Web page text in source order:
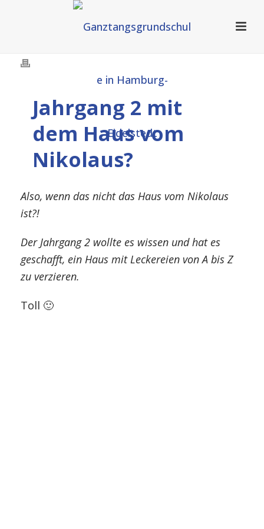
Jahrgang 2 mit
dem Haus vom
Nikolaus?
Also, wenn das nicht das Haus vom Nikolaus
ist?!
Der Jahrgang 2 wollte es wissen und hat es
geschafft, ein Haus mit Leckereien von A bis Z
zu verzieren.
Toll 🙂